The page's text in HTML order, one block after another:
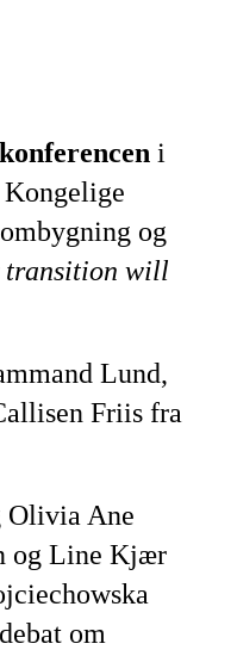
i
og
transition will
Lund,
Friis fra
Olivia Ane
og Line Kjær
om